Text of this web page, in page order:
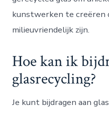
kunstwerken te creëren
milieuvriendelijk zijn.
Hoe kan ik
glasrecycling?
Je kunt bijdragen aan